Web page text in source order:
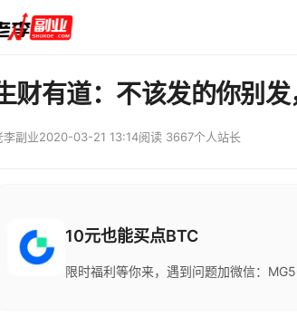
财有道：不该发的你别发
李副业2020-03-21 13:14阅读 3667个人站长
10元也能买点BTC
限时福利等你来，遇到问题加微信：